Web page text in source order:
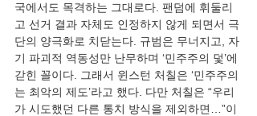
국에서도 목격하는 그대로다. 팬덤에 휘둘리
고 선거 결과 자체도 인정하지 않게 되면서 극
단의 양극화로 치닫는다. 규범은 무너지고, 자
기 파괴적 역동성만 난무하며 ‘민주주의 덫’에
갇힌 꼴이다. 그래서 윈스턴 처칠은 ‘민주주의
는 최악의 제도’라고 했다. 다만 처칠은 “우리
가 시도했던 다른 통치 방식을 제외하면…”이